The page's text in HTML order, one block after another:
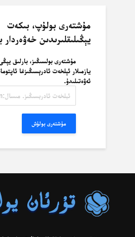
مۇشتەرى بولۇپ، بىكەت
يېڭىلىقلىرىدىن خەۋەردار
مۇشتەرى بولسىڭىز، بارلىق
يازمىلار ئېلخەت ئادرېسىڭىزغا
ئەۋەتىلىدۇ.
ئادرېسىڭىز.
مۇشتەرى بولۇش